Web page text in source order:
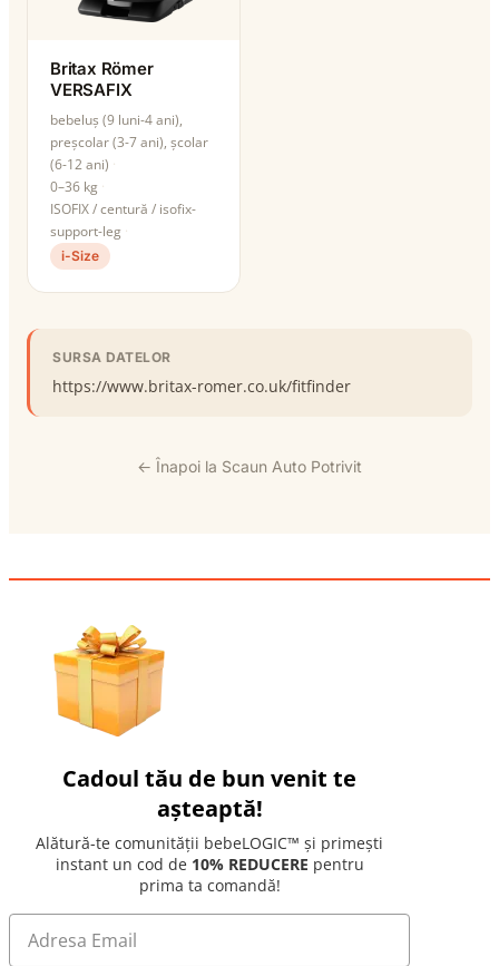
Britax Römer
VERSAFIX
bebeluș (9 luni-4 ani),
preșcolar (3-7 ani), școlar
(6-12 ani)
0–36 kg
ISOFIX / centură / isofix-
support-leg
i-Size
SURSA DATELOR
https://www.britax-romer.co.uk/fitfinder
← Înapoi la Scaun Auto Potrivit
Cadoul tău de bun venit te
așteaptă!
Alătură-te comunității bebeLOGIC™ și primești
instant un cod de 10% REDUCERE pentru
prima ta comandă!